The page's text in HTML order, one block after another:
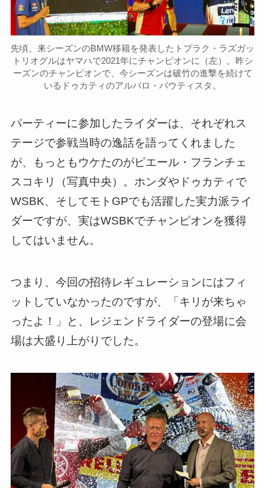
先頃、来シーズンのBMW移籍を発表したトプラク・ラズガッ
トリオグルはヤマハで2021年にチャンピオンに（左）。昨シ
ーズンのチャンピオンで、今シーズンは破竹の進撃を続けて
いるドゥカティのアルバロ・バウティスタ。
パーティーに参加したライダーは、それぞれス
テージで参戦当時の逸話を語ってくれました
が、もっともウケたのがピエール・フランチェ
スコキリ（写真中央）。ホンダやドゥカティで
WSBK、そしてモトGPでも活躍した実力派ライ
ダーですが、実はWSBKでチャンピオンを獲得
してはいません。
つまり、今回の招待レギュレーションにはフィ
ットしていなかったのですが、「キリが来ちゃ
ったよ！」と、レジェンドライダーの登場に会
場は大盛り上がりでした。